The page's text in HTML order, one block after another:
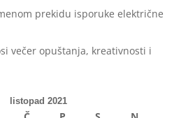
prekidu isporuke električne
večer opuštanja, kreativnosti i
listopad 2021